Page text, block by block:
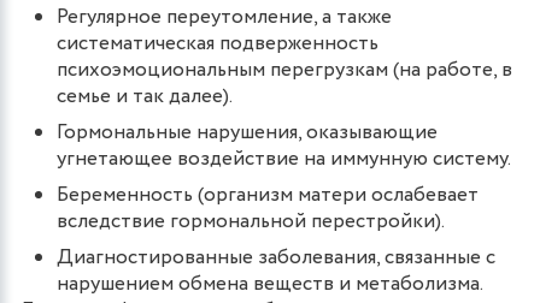
Регулярное переутомление, а также
систематическая подверженность
психоэмоциональным перегрузкам (на работе, в
семье и так далее).
Гормональные нарушения, оказывающие
угнетающее воздействие на иммунную систему.
Беременность (организм матери ослабевает
вследствие гормональной перестройки).
Диагностированные заболевания, связанные с
нарушением обмена веществ и метаболизма.